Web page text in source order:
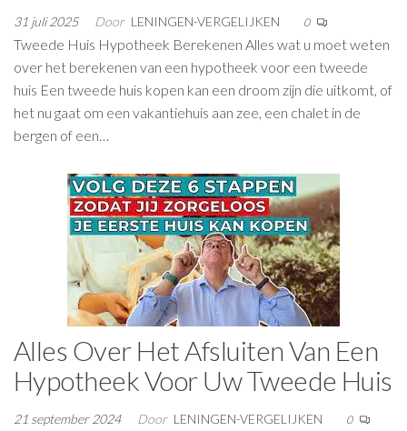
31 juli 2025 Door LENINGEN-VERGELIJKEN 0
Tweede Huis Hypotheek Berekenen Alles wat u moet weten
over het berekenen van een hypotheek voor een tweede
huis Een tweede huis kopen kan een droom zijn die uitkomt, of
het nu gaat om een vakantiehuis aan zee, een chalet in de
bergen of een…
Alles Over Het Afsluiten Van Een
Hypotheek Voor Uw Tweede Huis
21 september 2024 Door LENINGEN-VERGELIJKEN 0